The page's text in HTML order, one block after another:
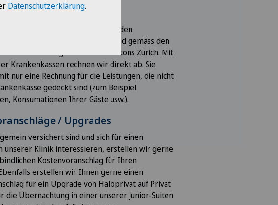
erstellen wir gemäss den mit den
abgeschlossenen Verträgen und gemäss den
des Kantons Zürich. Mit
Krankenkassen rechnen wir direkt ab. Sie
nur eine Rechnung für die Leistungen, die nicht
gedeckt sind (zum Beispiel
Konsumationen Ihrer Gäste usw.).
/ Upgrades
versichert sind und sich für einen
unserer Klinik interessieren, erstellen wir gerne
Kostenvoranschlag für Ihren
erstellen wir Ihnen gerne einen
für ein Upgrade von Halbprivat auf Privat
die Übernachtung in einer unserer Junior-Suiten
Datenschutzerklärung.